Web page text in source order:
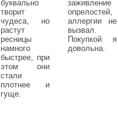
буквально
творит
чудеса, но
растут
ресницы
намного
быстрее, при
этом они
стали
плотнее и
гуще.
заживление
опрелостей,
аллергии не
вызвал.
Покупкой я
довольна.